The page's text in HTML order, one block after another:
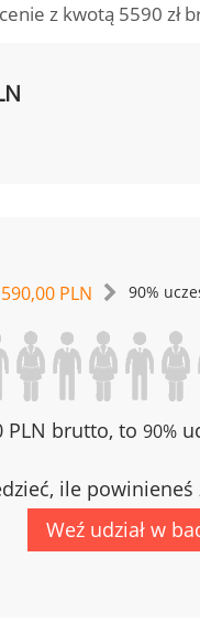
z kwotą 5590 zł
PLN 90%
PLN brutto, to 90%
ile
Weź udział w